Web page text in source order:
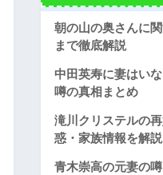
朝の山の奥さんに
まで徹底解説
中田英寿に妻はい
噂の真相まとめ
滝川クリステルの
惑・家族情報を解説
青木崇高の元妻の